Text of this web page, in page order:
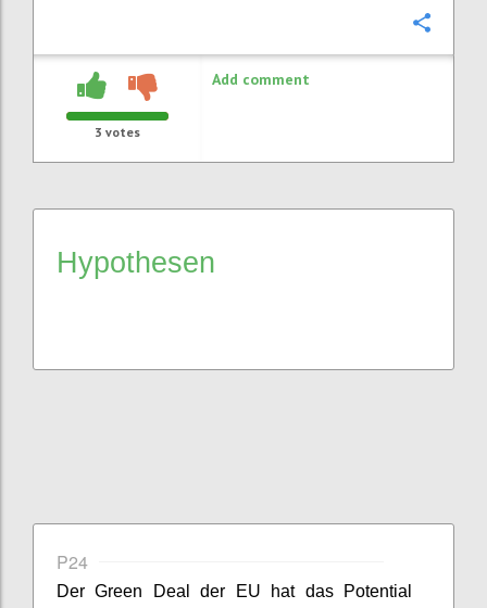
3 votes
Add comment
Hypothesen
P24
Der Green Deal der EU hat das Potential